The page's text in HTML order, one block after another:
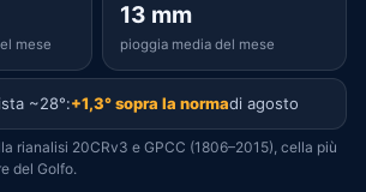
mese
13 mm
pioggia media del mese
~28°:+1,3° sopra la normadi agosto
rianalisi 20CRv3 e GPCC (1806–2015), cella più
del Golfo.